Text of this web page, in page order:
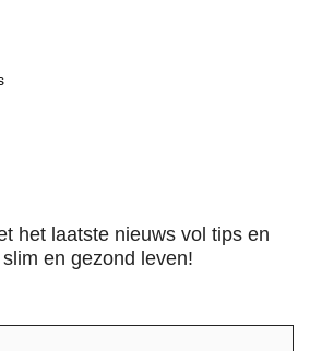
het laatste nieuws vol tips en
en gezond leven!